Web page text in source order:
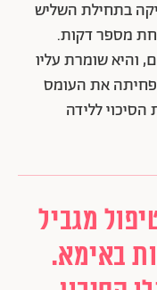
בתחילת השליש
מספר דקות.
והיא שומרת עליו
את העומס
ללידה
מגביל
באימא.